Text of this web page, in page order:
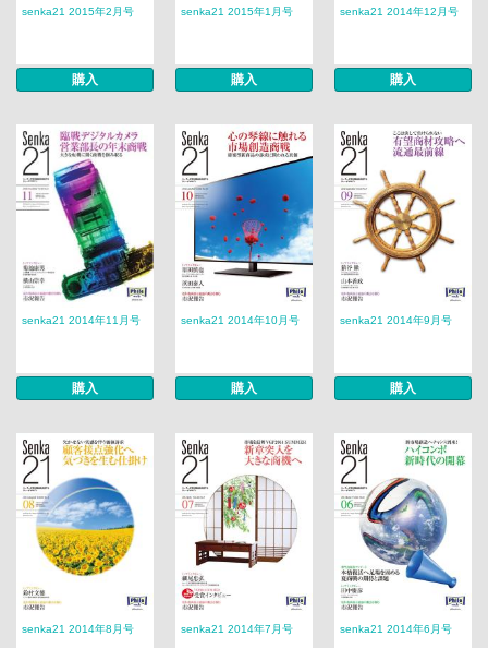
senka21 2015年2月号
購入
senka21 2015年1月号
購入
senka21 2014年12月号
購入
senka21 2014年11月号
購入
senka21 2014年10月号
購入
senka21 2014年9月号
購入
senka21 2014年8月号 senka21 2014年7月号 senka21 2014年6月号